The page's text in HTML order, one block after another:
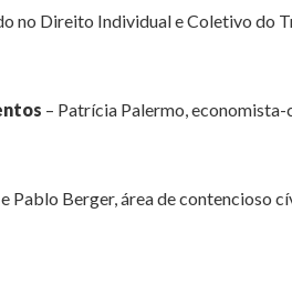
no Direito Individual e Coletivo do
– Patrícia Palermo, economista-
Berger, área de contencioso